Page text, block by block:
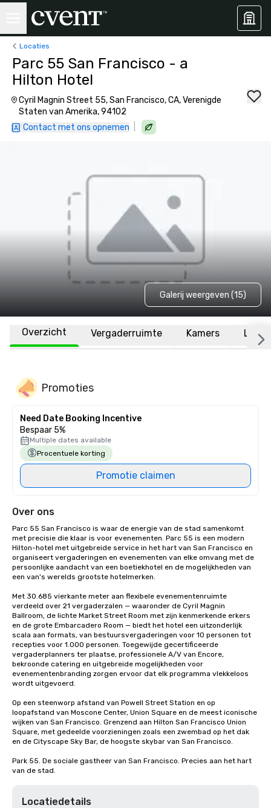
Locaties
Parc 55 San Francisco - a
Hilton Hotel
Cyril Magnin Street 55, San Francisco, CA, Verenigde
Staten van Amerika, 94102
Contact met ons opnemen
Galerij weergeven (15)
Overzicht Vergaderruimte Kamers
Promoties
Need Date Booking Incentive
Bespaar 5%
Multiple dates available
Procentuele korting
Promotie claimen
Over ons
Parc 55 San Francisco is waar de energie van de stad samenkomt
met precisie die klaar is voor evenementen. Parc 55 is een modern
Hilton-hotel met uitgebreide service in het hart van San Francisco en
organiseert vergaderingen en evenementen van elke omvang met de
persoonlijke aandacht van een boetiekhotel en de mogelijkheden van
een van's werelds grootste hotelmerken.
Met 30.685 vierkante meter aan flexibele evenementenruimte
verdeeld over 21 vergaderzalen — waaronder de Cyril Magnin
Ballroom, de lichte Market Street Room met zijn kenmerkende erkers
en de grote Embarcadero Room — biedt het hotel een uitzonderlijk
scala aan formats, van bestuursvergaderingen voor 10 personen tot
recepties voor 1.000 personen. Toegewijde gecertificeerde
vergaderplanners ter plaatse, professionele A/V van Encore,
bekroonde catering en uitgebreide mogelijkheden voor
evenementenbranding zorgen ervoor dat elk programma vlekkeloos
wordt uitgevoerd.
Op een steenworp afstand van Powell Street Station en op
loopafstand van Moscone Center, Union Square en de meest iconische
wijken van San Francisco. Grenzend aan Hilton San Francisco Union
Square, met gedeelde voorzieningen zoals een zwembad op het dak
en de Cityscape Sky Bar, de hoogste skybar van San Francisco.
Park 55. De sociale gastheer van San Francisco. Precies aan het hart
van de stad.
Locatiedetails